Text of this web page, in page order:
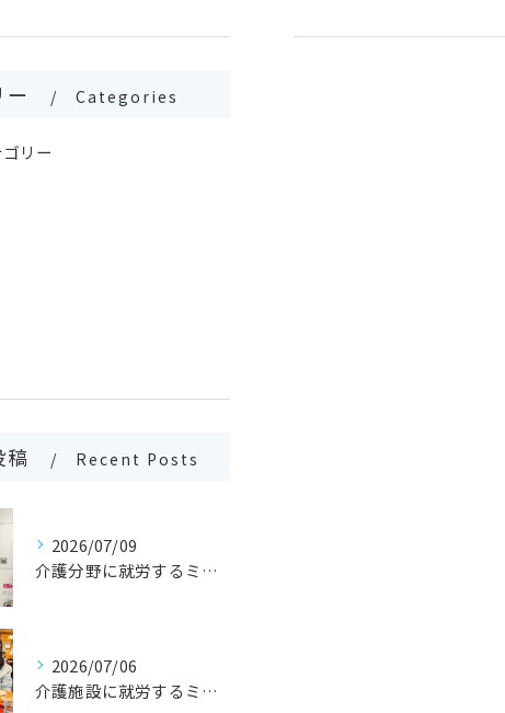
ー Categories
リー
Recent Posts
2026/07/09
介護分野に就労するミャンマー人2名の受入れ対応を実施
2026/07/06
介護施設に就労するミャンマー人2名の受入れ対応を実施